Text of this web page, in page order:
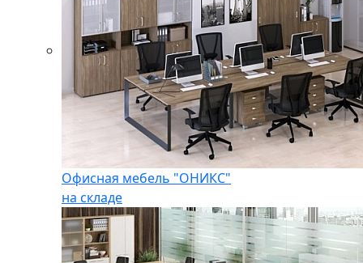
Офисная мебель "ОНИКС"
на складе